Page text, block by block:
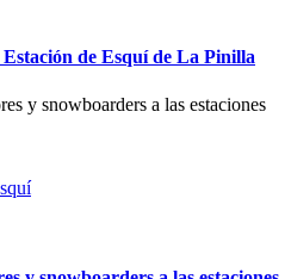
de Esquí de La Pinilla